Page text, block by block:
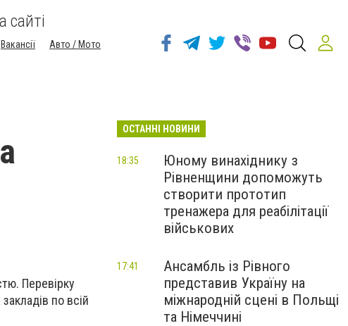
сайті
Вакансії
Авто / Мото
Перевірку
по всій
ОСТАННІ НОВИНИ
Юному винахіднику з
Рівненщини допоможуть
створити прототип
тренажера для реабілітації
військових
18:35
Ансамбль із Рівного
представив Україну на
міжнародній сцені в Польщі
та Німеччині
17:41